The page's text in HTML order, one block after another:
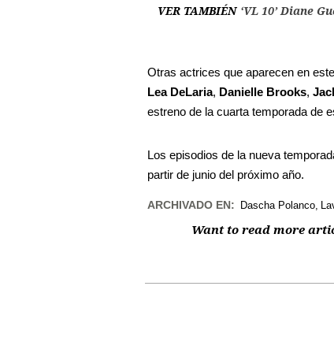
VER TAMBIÉN ‘VL 10’ Diane
Otras actrices que aparecen en
Lea DeLaria, Danielle Brooks,
estreno de la cuarta temporada de
Los episodios de la nueva
partir de junio del próximo año.
ARCHIVADO EN: Dascha Polanco
Want to read more